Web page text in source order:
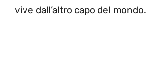
vive dall’altro capo del mondo.